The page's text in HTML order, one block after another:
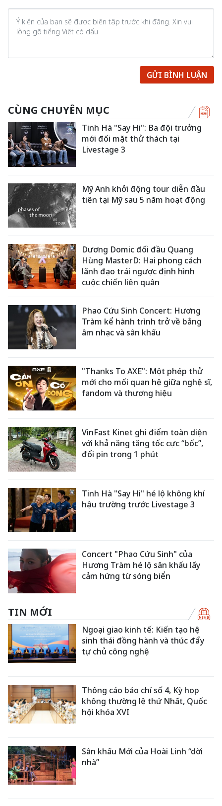
GỬI BÌNH LUẬN
CÙNG CHUYÊN MỤC
Tinh Hà "Say Hi": Ba đội trưởng
mới đối mặt thử thách tại
Livestage 3
Mỹ Anh khởi động tour diễn đầu
tiên tại Mỹ sau 5 năm hoạt động
Dương Domic đối đầu Quang
Hùng MasterD: Hai phong cách
lãnh đạo trái ngược định hình
cuộc chiến liên quân
Phao Cứu Sinh Concert: Hương
Tràm kể hành trình trở về bằng
âm nhạc và sân khấu
"Thanks To AXE": Một phép thử
mới cho mối quan hệ giữa nghệ sĩ,
fandom và thương hiệu
VinFast Kinet ghi điểm toàn diện
với khả năng tăng tốc cực “bốc”,
đổi pin trong 1 phút
Tinh Hà "Say Hi" hé lộ không khí
hậu trường trước Livestage 3
Concert "Phao Cứu Sinh" của
Hương Tràm hé lộ sân khấu lấy
cảm hứng từ sóng biển
TIN MỚI
Ngoại giao kinh tế: Kiến tạo hệ
sinh thái đồng hành và thúc đẩy
tự chủ công nghệ
Thông cáo báo chí số 4, Kỳ họp
không thường lệ thứ Nhất, Quốc
hội khóa XVI
Sân khấu Mới của Hoài Linh “dời
nhà”